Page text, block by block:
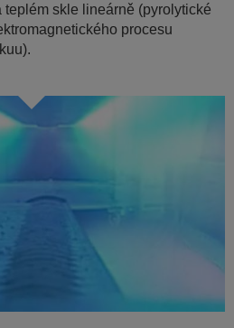
skle lineárně (pyrolytické
procesu